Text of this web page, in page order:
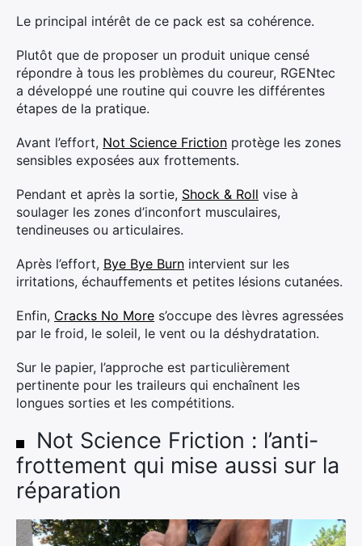
Le principal intérêt de ce pack est sa cohérence.
Plutôt que de proposer un produit unique censé
répondre à tous les problèmes du coureur, RGENtec
a développé une routine qui couvre les différentes
étapes de la pratique.
Avant l’effort, Not Science Friction protège les zones
sensibles exposées aux frottements.
Pendant et après la sortie, Shock & Roll vise à
soulager les zones d’inconfort musculaires,
tendineuses ou articulaires.
Après l’effort, Bye Bye Burn intervient sur les
irritations, échauffements et petites lésions cutanées.
Enfin, Cracks No More s’occupe des lèvres agressées
par le froid, le soleil, le vent ou la déshydratation.
Sur le papier, l’approche est particulièrement
pertinente pour les traileurs qui enchaînent les
longues sorties et les compétitions.
Not Science Friction : l’anti-
frottement qui mise aussi sur la
réparation